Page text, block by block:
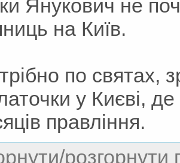
Янукович не
на Київ.
по святах,
у Києві,
правління.
розгорнути